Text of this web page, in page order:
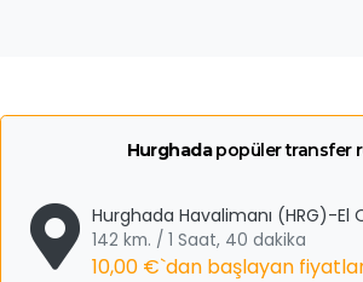
Hurghadapopüler transfer
Hurghada Havalimanı (HRG)-El
142 km. / 1 Saat, 40 dakika
10,00 €`dan başlayan